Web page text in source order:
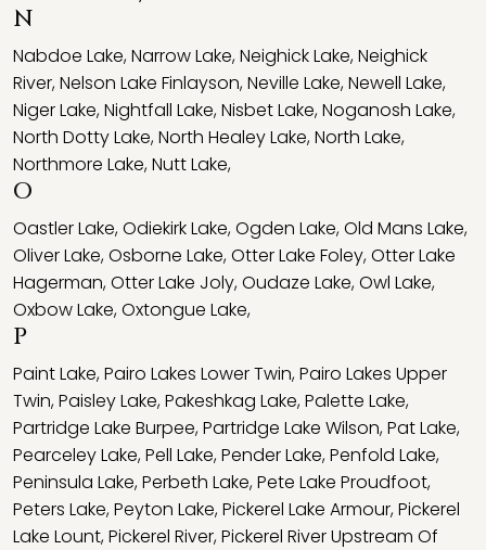
N
Nabdoe Lake,Narrow Lake,Neighick Lake,Neighick
River,Nelson Lake Finlayson,Neville Lake,Newell Lake,
Niger Lake,Nightfall Lake,Nisbet Lake,Noganosh Lake,
North Dotty Lake,North Healey Lake,North Lake,
Northmore Lake,Nutt Lake,
O
Oastler Lake,Odiekirk Lake,Ogden Lake,Old Mans Lake,
Oliver Lake,Osborne Lake,Otter Lake Foley,Otter Lake
Hagerman,Otter Lake Joly,Oudaze Lake,Owl Lake,
Oxbow Lake,Oxtongue Lake,
P
Paint Lake,Pairo Lakes Lower Twin,Pairo Lakes Upper
Twin,Paisley Lake,Pakeshkag Lake,Palette Lake,
Partridge Lake Burpee,Partridge Lake Wilson,Pat Lake,
Pearceley Lake,Pell Lake,Pender Lake,Penfold Lake,
Peninsula Lake,Perbeth Lake,Pete Lake Proudfoot,
Peters Lake,Peyton Lake,Pickerel Lake Armour,Pickerel
Lake Lount,Pickerel River,Pickerel River Upstream Of